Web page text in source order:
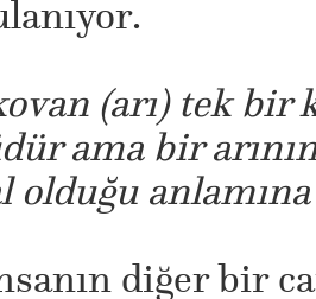
(arı) tek bir
ama bir
olduğu
diğer bir